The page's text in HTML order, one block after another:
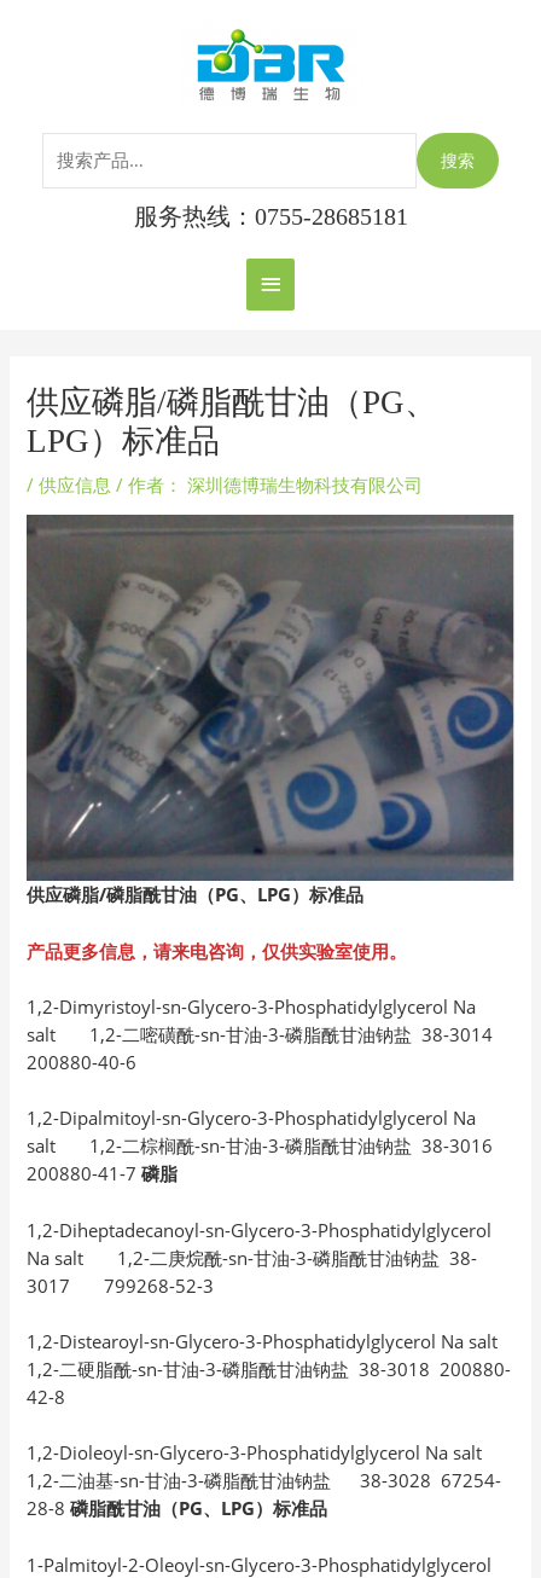
主
菜
单
搜索
服务热线：0755-28685181
供应磷脂/磷脂酰甘油（PG、
LPG）标准品
/供应信息 / 作者： 深圳德博瑞生物科技有限公司
供应磷脂/磷脂酰甘油（PG、LPG）标准品
产品更多信息，请来电咨询，仅供实验室使用。
1,2-Dimyristoyl-sn-Glycero-3-Phosphatidylglycerol Na
salt 1,2-二嘧磺酰-sn-甘油-3-磷脂酰甘油钠盐 38-3014
200880-40-6
1,2-Dipalmitoyl-sn-Glycero-3-Phosphatidylglycerol Na
salt 1,2-二棕榈酰-sn-甘油-3-磷脂酰甘油钠盐 38-3016
200880-41-7磷脂
1,2-Diheptadecanoyl-sn-Glycero-3-Phosphatidylglycerol
Na salt 1,2-二庚烷酰-sn-甘油-3-磷脂酰甘油钠盐 38-
3017 799268-52-3
1,2-Distearoyl-sn-Glycero-3-Phosphatidylglycerol Na salt
1,2-二硬脂酰-sn-甘油-3-磷脂酰甘油钠盐 38-3018 200880-
42-8
1,2-Dioleoyl-sn-Glycero-3-Phosphatidylglycerol Na salt
1,2-二油基-sn-甘油-3-磷脂酰甘油钠盐 38-3028 67254-
28-8磷脂酰甘油（PG、LPG）标准品
1-Palmitoyl-2-Oleoyl-sn-Glycero-3-Phosphatidylglycerol